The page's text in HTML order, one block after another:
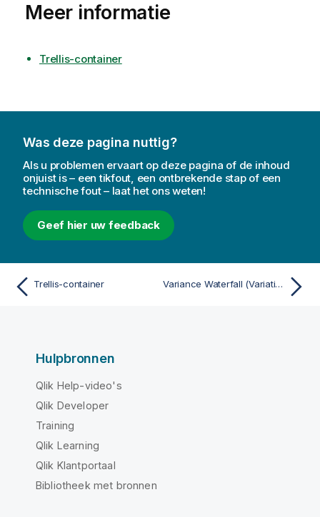
Meer informatie
Trellis-container
Was deze pagina nuttig?
Als u problemen ervaart op deze pagina of de inhoud
onjuist is – een tikfout, een ontbrekende stap of een
technische fout – laat het ons weten!
Geef hier uw feedback
Trellis-container Variance Waterfall (Variatie-watervalgrafiek)
Hulpbronnen
Qlik Help-video's
Qlik Developer
Training
Qlik Learning
Qlik Klantportaal
Bibliotheek met bronnen